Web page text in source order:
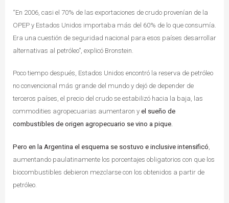
“En 2006, casi el 70% de las exportaciones de crudo provenían de la
OPEP y Estados Unidos importaba más del 60% de lo que consumía.
Era una cuestión de seguridad nacional para esos países desarrollar
alternativas al petróleo”, explicó Bronstein.
Poco tiempo después, Estados Unidos encontró la reserva de petróleo
no convencional más grande del mundo y dejó de depender de
terceros países, el precio del crudo se estabilizó hacia la baja, las
commodities agropecuarias aumentaron y el sueño de
combustibles de origen agropecuario se vino a pique.
Pero en la Argentina el esquema se sostuvo e inclusive intensificó,
aumentando paulatinamente los porcentajes obligatorios con que los
biocombustibles debieron mezclarse con los obtenidos a partir de
petróleo.